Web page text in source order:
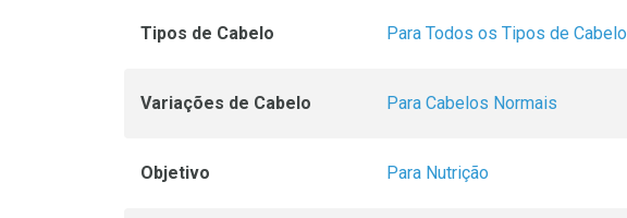
Tipos de Cabelo Para Todos os Tipos de Cabelo
Variações de Cabelo Para Cabelos Normais
Objetivo Para Nutrição